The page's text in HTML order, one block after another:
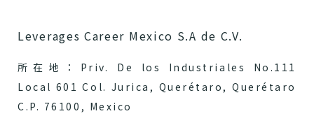
Leverages Career Mexico S.A de C.V.
所在地：Priv. De los Industriales No.111
Local 601 Col. Jurica, Querétaro, Querétaro
C.P. 76100, Mexico